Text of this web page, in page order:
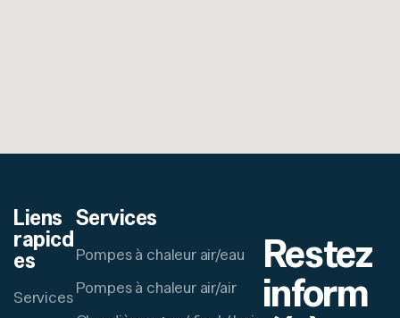
Liens
rapicd
es
Services
Services
Pompes à chaleur air/eau
Pompes à chaleur air/air
Restez
inform